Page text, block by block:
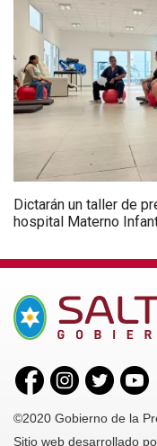
Dictarán un taller de
hospital Materno
©2020 Gobierno de la
Sitio web desarrollado